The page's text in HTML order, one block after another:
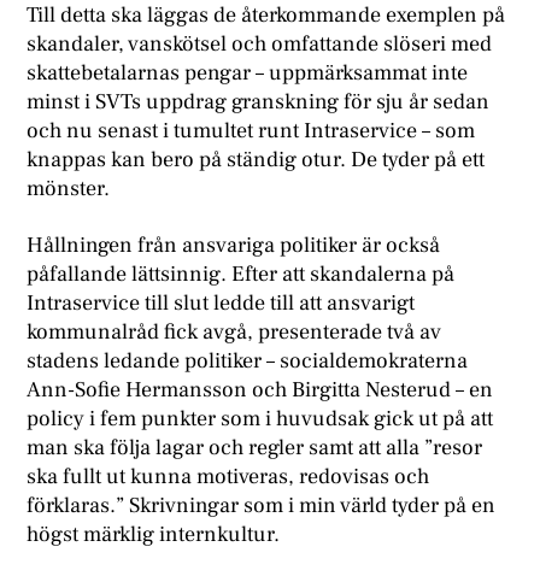
Till detta ska läggas de återkommande exemplen på
skandaler, vanskötsel och omfattande slöseri med
skattebetalarnas pengar – uppmärksammat inte
minst i SVTs uppdrag granskning för sju år sedan
och nu senast i tumultet runt Intraservice – som
knappas kan bero på ständig otur. De tyder på ett
mönster.
Hållningen från ansvariga politiker är också
påfallande lättsinnig. Efter att skandalerna på
Intraservice till slut ledde till att ansvarigt
kommunalråd fick avgå, presenterade två av
stadens ledande politiker – socialdemokraterna
Ann-Sofie Hermansson och Birgitta Nesterud – en
policy i fem punkter som i huvudsak gick ut på att
man ska följa lagar och regler samt att alla ”resor
ska fullt ut kunna motiveras, redovisas och
förklaras.” Skrivningar som i min värld tyder på en
högst märklig internkultur.